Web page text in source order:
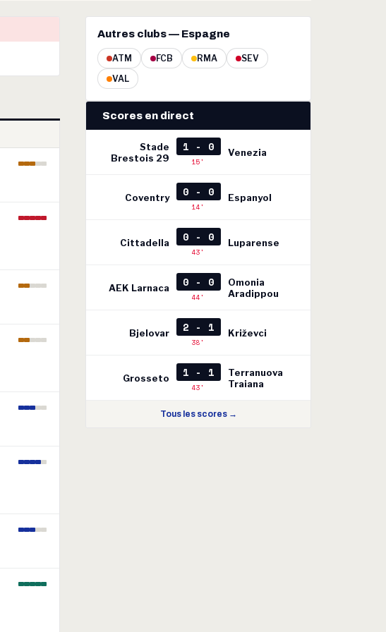
Autres clubs — Espagne
ATM FCB RMA
SEV
VAL
Scores en direct
Stade
Brestois 29
1 - 0
15'
Venezia
Coventry 0 - 0
14'
Espanyol
Cittadella 0 - 0
43'
Luparense
AEK Larnaca 0 - 0
44'
Omonia
Aradippou
Bjelovar 2 - 1
38'
Križevci
Grosseto 1 - 1
43'
Terranuova
Traiana
Tous les scores →